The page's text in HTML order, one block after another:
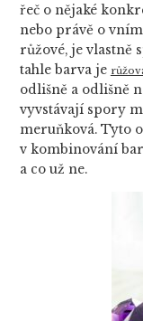
řeč o nějaké
nebo právě o
růžové, je vlastně
tahle barva je
odlišně a odlišně
vyvstávají spory
meruňková. Tyto
v kombinování
a co už ne.